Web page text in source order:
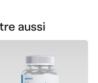
aussi